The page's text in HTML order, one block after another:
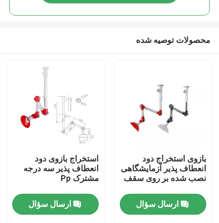
محصولات
درباره ما
محصولات توصیه شده
بازوی استخراج دود
انعطاف پذیر آزمایشگاهی
نصب شده بر روی سقف
ارسال سؤال
استخراج بازوی دود
انعطاف پذیر سه درجه
مشترک Pp
ارسال سؤال